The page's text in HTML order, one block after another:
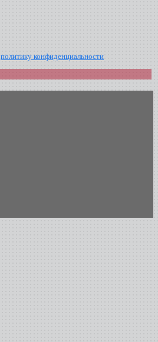
политику конфиденциальности